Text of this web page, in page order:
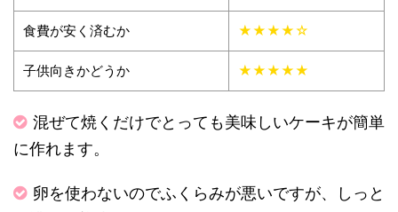
食費が安く済むか ★★★★☆
子供向きかどうか ★★★★★
混ぜて焼くだけでとっても美味しいケーキが簡単
に作れます。
卵を使わないのでふくらみが悪いですが、しっと